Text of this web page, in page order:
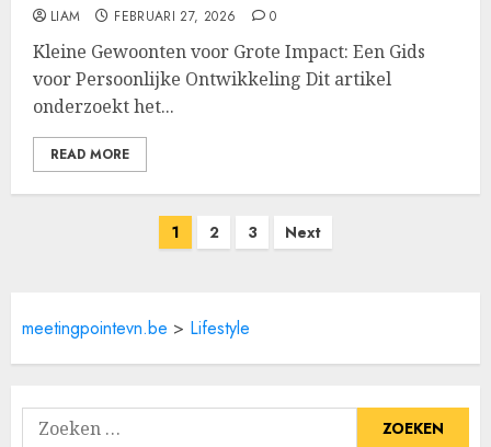
LIAM FEBRUARI 27, 2026 0
Kleine Gewoonten voor Grote Impact: Een Gids
voor Persoonlijke Ontwikkeling Dit artikel
onderzoekt het...
READ MORE
1 2 3 Next
meetingpointevn.be > Lifestyle
Zoeken